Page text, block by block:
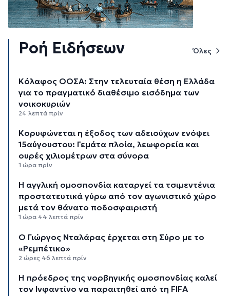
Ροή Ειδήσεων Όλες
Κόλαφος ΟΟΣΑ: Στην τελευταία θέση η Ελλάδα
για το πραγματικό διαθέσιμο εισόδημα των
νοικοκυριών
24 λεπτά πρίν
Κορυφώνεται η έξοδος των αδειούχων ενόψει
15αύγουστου: Γεμάτα πλοία, λεωφορεία και
ουρές χιλιομέτρων στα σύνορα
1 ώρα πρίν
Η αγγλική ομοσπονδία καταργεί τα τσιμεντένια
προστατευτικά γύρω από τον αγωνιστικό χώρο
μετά τον θάνατο ποδοσφαιριστή
1 ώρα 44 λεπτά πρίν
Ο Γιώργος Νταλάρας έρχεται στη Σύρο με το
«Ρεμπέτικο»
2 ώρες 46 λεπτά πρίν
Η πρόεδρος της νορβηγικής ομοσπονδίας καλεί
τον Ινφαντίνο να παραιτηθεί από τη FIFA